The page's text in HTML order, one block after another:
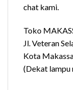
chat kami.
Toko
Jl. Veteran
Kota
(Dekat lampu